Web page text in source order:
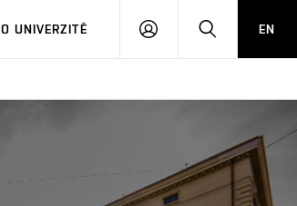
O UNIVERZITĚ
PŘIHLÁSIT HLEDATEN